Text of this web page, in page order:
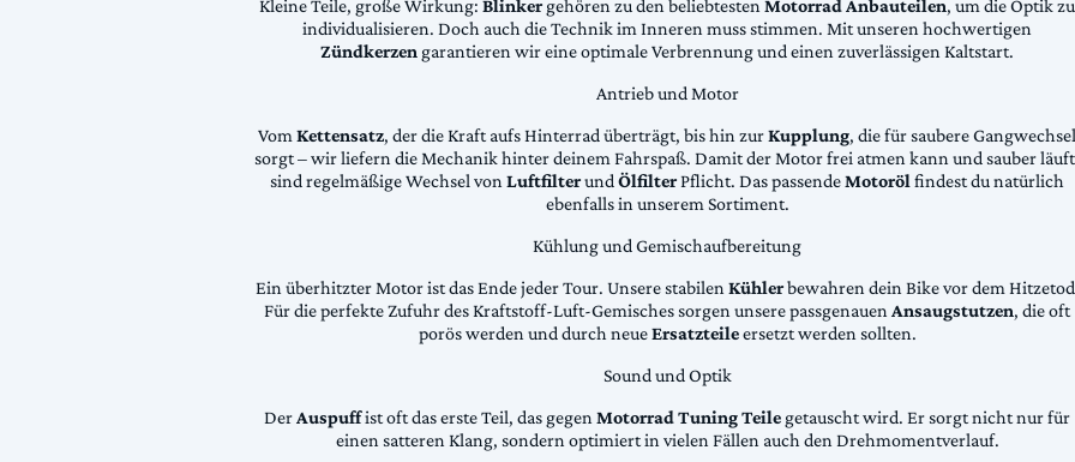
Kleine Teile, große Wirkung: Blinker gehören zu den beliebtestenMotorrad Anbauteilen, um die Optik zu
individualisieren. Doch auch die Technik im Inneren muss stimmen. Mit unseren hochwertigen
Zündkerzen garantieren wir eine optimale Verbrennung und einen zuverlässigen Kaltstart.
Antrieb und Motor
VomKettensatz, der die Kraft aufs Hinterrad überträgt, bis hin zurKupplung, die für saubere Gangwechsel
sorgt – wir liefern die Mechanik hinter deinem Fahrspaß. Damit der Motor frei atmen kann und sauber
sind regelmäßige Wechsel vonLuftfilterundÖlfilterPflicht. Das passendeMotorölfindest du natürlich
ebenfalls in unserem Sortiment.
Kühlung und Gemischaufbereitung
Ein überhitzter Motor ist das Ende jeder Tour. Unsere stabilenKühlerbewahren dein Bike vor dem
Für die perfekte Zufuhr des Kraftstoff-Luft-Gemisches sorgen unsere passgenauenAnsaugstutzen, die oft
porös werden und durch neueErsatzteileersetzt werden sollten.
Sound und Optik
DerAuspuffist oft das erste Teil, das gegenMotorrad Tuning Teile getauscht wird. Er sorgt nicht nur für
einen satteren Klang, sondern optimiert in vielen Fällen auch den Drehmomentverlauf.